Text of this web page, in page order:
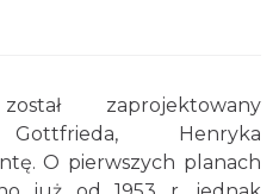
zaprojektowany
, Henryka
. O pierwszych planach